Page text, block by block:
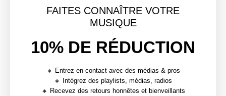
PODCAST PROMOTION
PROMOTION MUSICALE PROMOTION MUSIQUE
FAITES CONNAÎTRE VOTRE
MUSIQUE
10% DE RÉDUCTION
🔸 Entrez en contact avec des médias & pros
🔸 Intégrez des playlists, médias, radios
🔸 Recevez des retours honnêtes et bienveillants